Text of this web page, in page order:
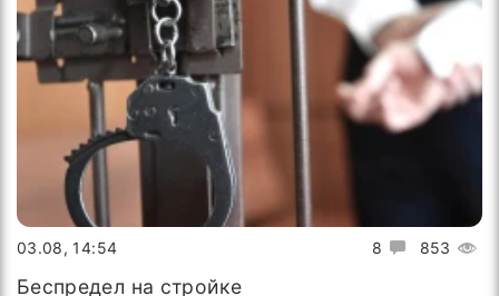
8 853
03.08, 14:54
Беспредел на стройке